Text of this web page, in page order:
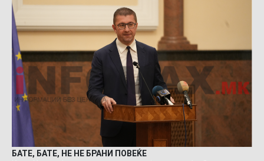
БАТЕ, БАТЕ, НЕ НЕ БРАНИ ПОВЕЌЕ